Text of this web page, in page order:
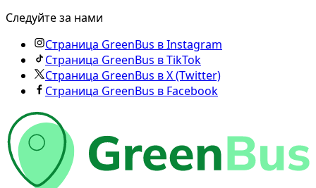
Следуйте за нами
Страница GreenBus в Instagram
Страница GreenBus в TikTok
Страница GreenBus в X (Twitter)
Страница GreenBus в Facebook